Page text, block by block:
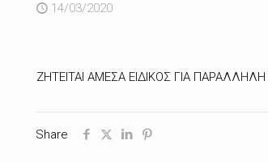
14/03/2020
ΖΗΤΕΙΤΑΙ AMEΣA ΕΙΔΙΚΟΣ ΓΙΑ
Share